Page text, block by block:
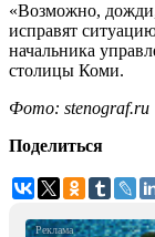
«Возможно,
исправят
начальника
столицы Коми.
Фото: stenograf.ru
Поделиться